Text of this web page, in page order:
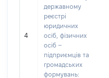
4
державному
реєстрі
юридичних
осіб, фізичних
осіб –
підприємців та
громадських
формувань: